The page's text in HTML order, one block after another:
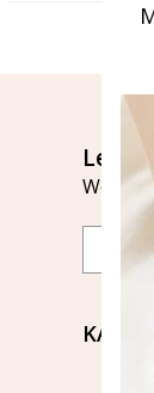
Let's
Word
KAYA